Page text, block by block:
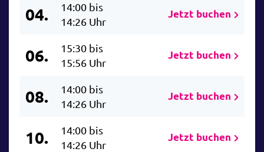
04.
14:00 bis
14:26 Uhr
Jetzt buchen
06.
15:30 bis
15:56 Uhr
Jetzt buchen
08.
14:00 bis
14:26 Uhr
Jetzt buchen
10.
14:00 bis
14:26 Uhr
Jetzt buchen